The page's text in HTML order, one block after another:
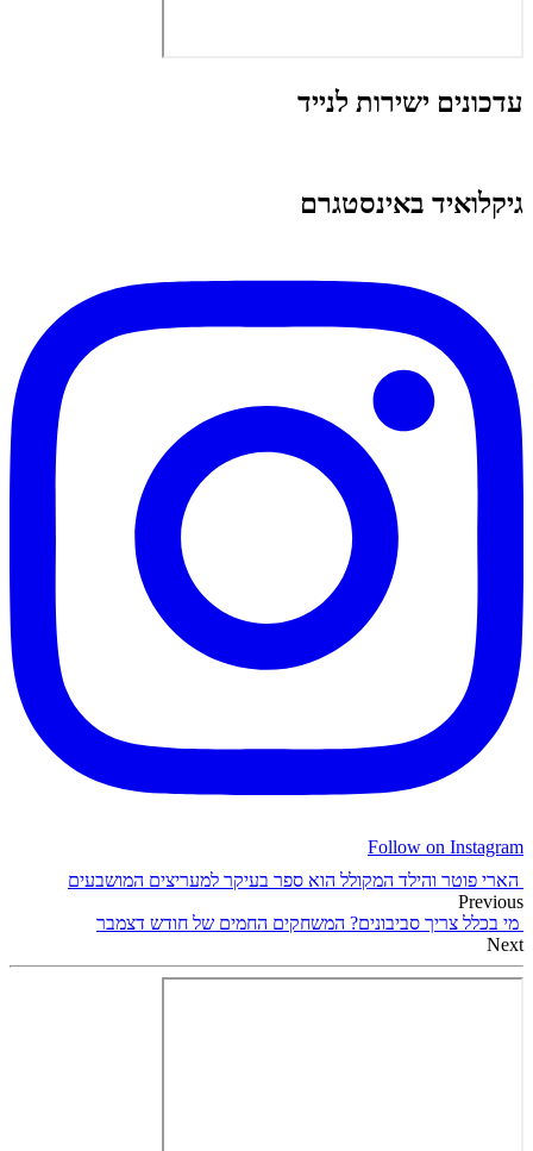
עדכונים ישירות לנייד
גיקלואיד באינסטגרם
Follow on Instagram
הארי פוטר והילד המקולל הוא ספר בעיקר למעריצים המושבעים
Previous
מי בכלל צריך סביבונים? המשחקים החמים של חודש דצמבר
Next